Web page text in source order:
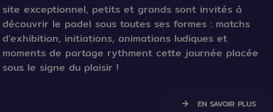
site exceptionnel, petits et grands sont invités à
découvrir le padel sous toutes ses formes : matchs
d'exhibition, initiations, animations ludiques et
moments de partage rythment cette journée placée
sous le signe du plaisir !
EN SAVOIR PLUS